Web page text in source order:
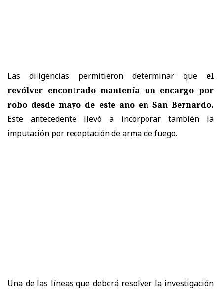
Las diligencias permitieron determinar que el
revólver encontrado mantenía un encargo por
robo desde mayo de este año en San Bernardo.
Este antecedente llevó a incorporar también la
imputación por receptación de arma de fuego.
Una de las líneas que deberá resolver la investigación